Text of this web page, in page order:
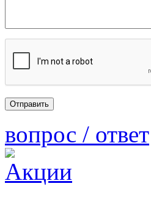
вопрос / ответ